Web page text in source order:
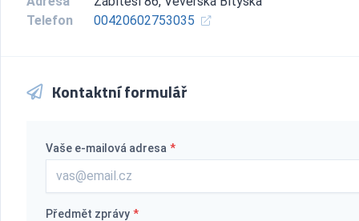
Telefon
00420602753035
Kontaktní formulář
Vaše e-mailová adresa *
Předmět zprávy *